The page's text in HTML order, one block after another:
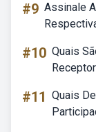
#9 Assinale
#10 Quais
#11 Quais